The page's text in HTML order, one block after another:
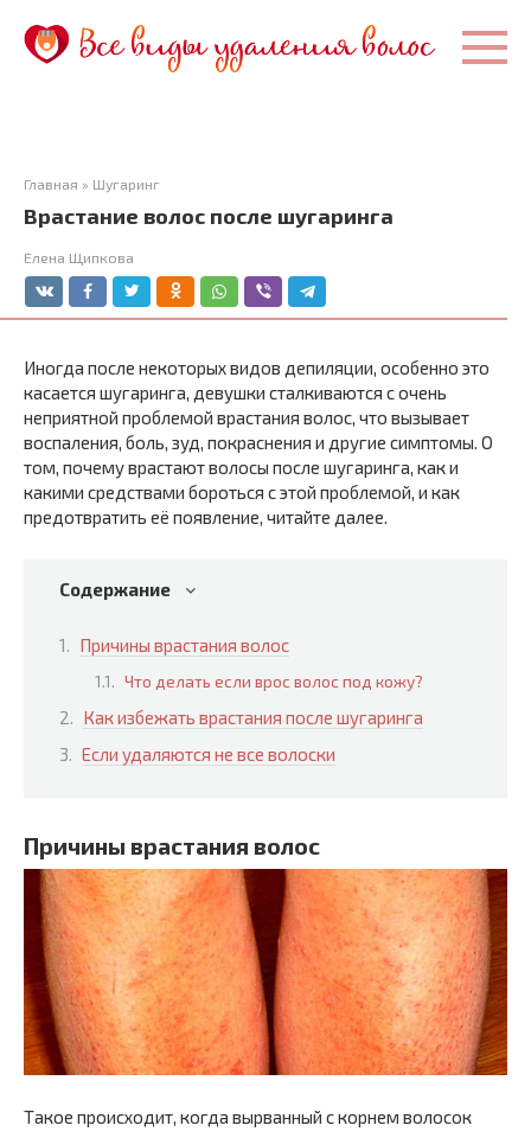
контенту
Главная » Шугаринг
Врастание волос после шугаринга
Елена Щипкова
Иногда после некоторых видов депиляции, особенно это
касается шугаринга, девушки сталкиваются с очень
неприятной проблемой врастания волос, что вызывает
воспаления, боль, зуд, покраснения и другие симптомы. О
том, почему врастают волосы после шугаринга, как и
какими средствами бороться с этой проблемой, и как
предотвратить её появление, читайте далее.
Содержание
Причины врастания волос
Что делать если врос волос под кожу?
Как избежать врастания после шугаринга
Если удаляются не все волоски
Причины врастания волос
Такое происходит, когда вырванный с корнем волосок